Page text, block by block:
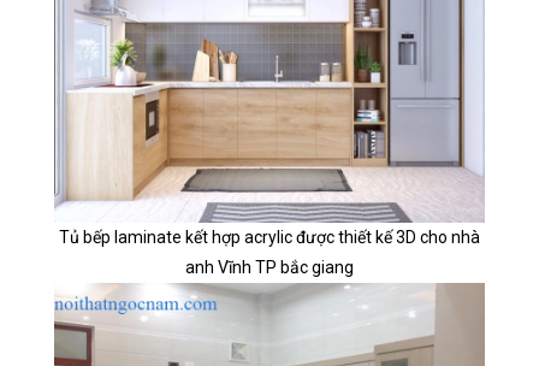
Tủ bếp laminate kết hợp acrylic được thiết kế 3D cho nhà
anh Vĩnh TP bắc giang